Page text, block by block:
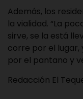
Además, los
la vialidad. “La
sirve, se la está
corre por el lugar,
por el pantano y
Redacción El